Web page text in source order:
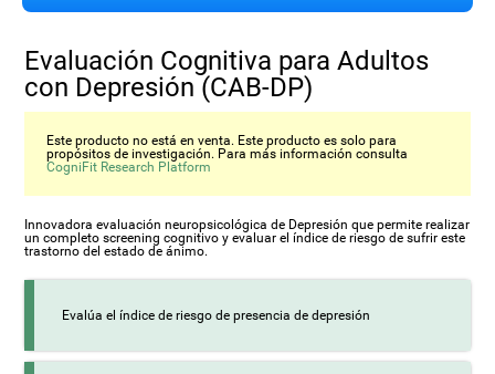
Evaluación Cognitiva para Adultos
con Depresión (CAB-DP)
Este producto no está en venta. Este producto es solo para
propósitos de investigación. Para más información consulta
CogniFit Research Platform
Innovadora evaluación neuropsicológica de Depresión que permite realizar
un completo screening cognitivo y evaluar el índice de riesgo de sufrir este
trastorno del estado de ánimo.
Evalúa el índice de riesgo de presencia de depresión